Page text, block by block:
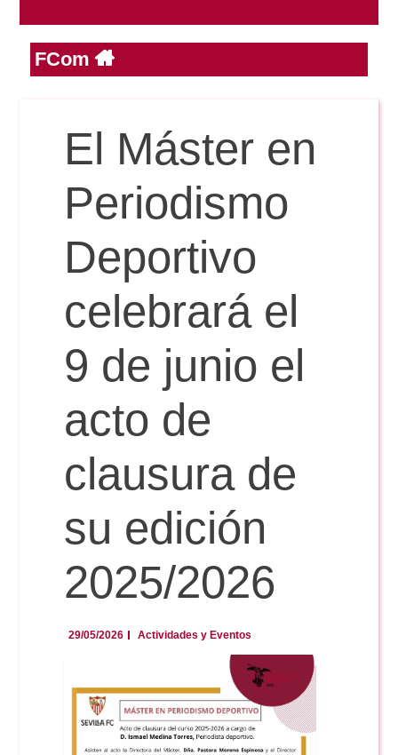
Reservas
Publicidad y RR.PP
Comunicación Audiovisual
Exámenes Grado
Periodismo
Publicidad y RR.PP
Comunicación Audiovisual
Doble Grado PER/CAV
Secretaría Virtual
#miTFG
#YoPractico
Boletines
FCom
El Máster en
Periodismo
Deportivo
celebrará el
9 de junio el
acto de
clausura de
su edición
2025/2026
29/05/2026 Actividades y Eventos